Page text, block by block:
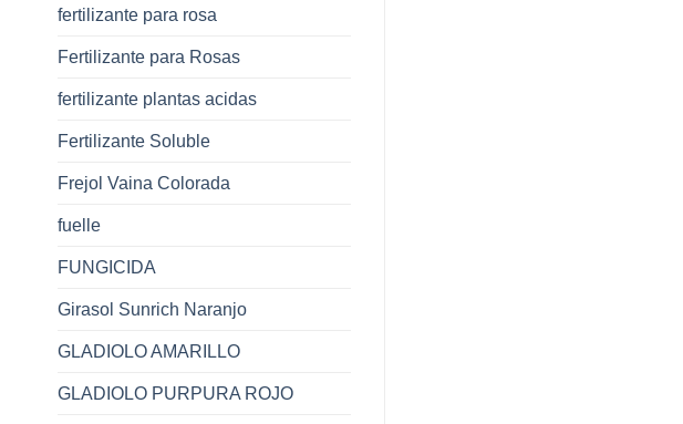
fertilizante para rosa
Fertilizante para Rosas
fertilizante plantas acidas
Fertilizante Soluble
Frejol Vaina Colorada
fuelle
FUNGICIDA
Girasol Sunrich Naranjo
GLADIOLO AMARILLO
GLADIOLO PURPURA ROJO